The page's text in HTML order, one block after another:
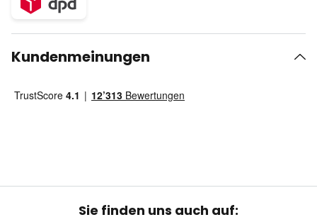
Kundenmeinungen
Sie finden uns auch auf: